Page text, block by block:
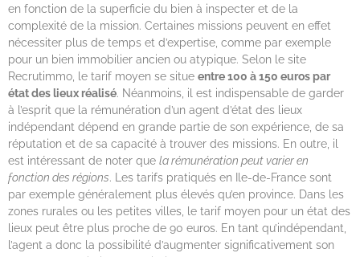
en fonction de la superficie du bien à inspecter et de la
complexité de la mission. Certaines missions peuvent en effet
nécessiter plus de temps et d’expertise, comme par exemple
pour un bien immobilier ancien ou atypique. Selon le site
Recrutimmo, le tarif moyen se situe entre 100 à 150 euros par
état des lieux réalisé. Néanmoins, il est indispensable de garder
à l’esprit que la rémunération d’un agent d’état des lieux
indépendant dépend en grande partie de son expérience, de sa
réputation et de sa capacité à trouver des missions. En outre, il
est intéressant de noter que la rémunération peut varier en
fonction des régions. Les tarifs pratiqués en Ile-de-France sont
par exemple généralement plus élevés qu’en province. Dans les
zones rurales ou les petites villes, le tarif moyen pour un état des
lieux peut être plus proche de 90 euros. En tant qu’indépendant,
l’agent a donc la possibilité d’augmenter significativement son